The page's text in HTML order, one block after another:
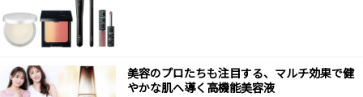
美容のプロたちも注目する、マルチ効果で健
やかな肌へ導く高機能美容液